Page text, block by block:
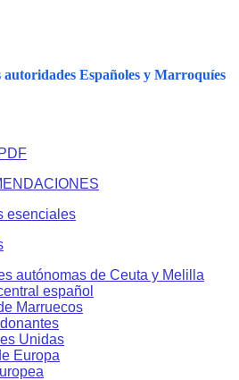
autoridades Españoles y Marroquíes
esenciales
autónomas de Ceuta y Melilla
español
Marruecos
Unidas
Europa